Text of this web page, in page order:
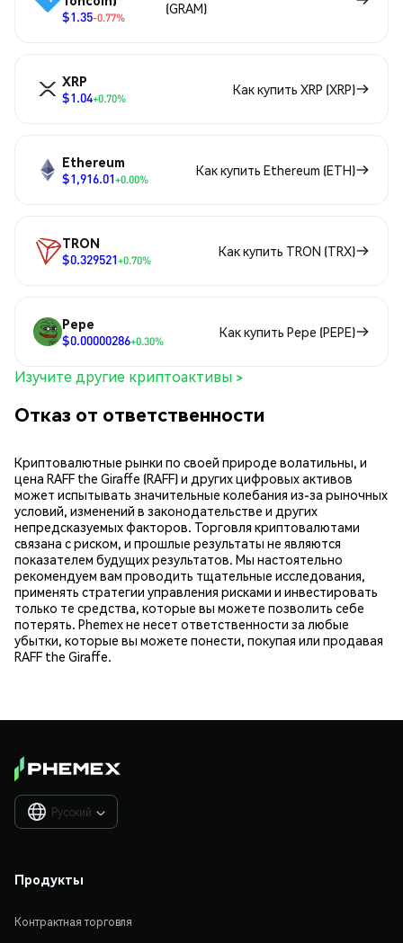
$1.35-0.77%
(GRAM)
XRP
$1.04+0.70%
Как купить XRP (XRP)
Ethereum
$1,916.01+0.00%
Как купить Ethereum (ETH)
TRON
$0.329521+0.70%
Как купить TRON (TRX)
Pepe
$0.00000286+0.30%
Как купить Pepe (PEPE)
Изучите другие криптоактивы >
Отказ от ответственности
Криптовалютные рынки по своей природе волатильны, и
цена RAFF the Giraffe (RAFF) и других цифровых активов
может испытывать значительные колебания из-за рыночных
условий, изменений в законодательстве и других
непредсказуемых факторов. Торговля криптовалютами
связана с риском, и прошлые результаты не являются
показателем будущих результатов. Мы настоятельно
рекомендуем вам проводить тщательные исследования,
применять стратегии управления рисками и инвестировать
только те средства, которые вы можете позволить себе
потерять. Phemex не несет ответственности за любые
убытки, которые вы можете понести, покупая или продавая
RAFF the Giraffe.
Русский 
Продукты
Контрактная торговля